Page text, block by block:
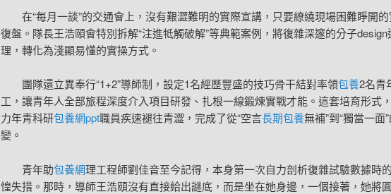
在“每月一談”的交通會上，沒有艱澀難明的實際宣講，只要繚繞現場困難睜開
復盤。隊長王浩頤會特別拆解“注進牴觸破解”等典範案例，將復雜深邃的分子design
理，轉化為淺顯易懂的實操方式。
團隊還立異奉行“1+2”導師制，設定1名經歷豐盛的技巧骨干結對率領包養2名青
工，讓青年人全部旅程深度介入項目研發、扎根一線鍛煉實戰才能。這套培育形式
力年青科研包養網ppt職員疾速褪往青澀，完成了從“空言長期包養無補”到“獨當一面
變。
青年助包養網理工程師劉佳音至今記得，本身第一次自力剖析復雜試驗數據時
惶失措。那時，導師王浩頤沒有直接給出謎底，而是坐在她身邊，一個接著，她將